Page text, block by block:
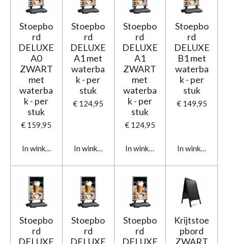
Stoepbo
rd
DELUXE
A0
ZWART
met
waterba
k - per
stuk
€ 159,95
In winkelwagen
Stoepbo
rd
DELUXE
A1 met
waterba
k - per
stuk
€ 124,95
In winkelwagen
Stoepbo
rd
DELUXE
A1
ZWART
met
waterba
k - per
stuk
€ 124,95
In winkelwagen
Stoepbo
rd
DELUXE
B1 met
waterba
k - per
stuk
€ 149,95
In
Stoepbo
rd
DELUXE
Stoepbo
rd
DELUXE
Stoepbo
rd
DELUXE
Krijtstoe
pbord
ZWART